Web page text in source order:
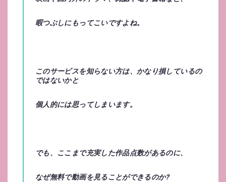
暇つぶしにもってこいですよね。
このサービスを知らない方は、かなり損しているの
ではないかと
個人的には思ってしまいます。
でも、ここまで充実した作品点数があるのに、
なぜ無料で動画を見ることができるのか?